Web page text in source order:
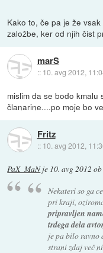
Kako to, če pa je že
založbe, ker od njih čist
marS
:: 10. avg 2012,
mislim da se bodo
članarine....po moje bo
Fritz
:: 10. avg 2012,
PaX_MaNje 10. avg 2012
Nekateri so ga
pri kraji,
pripravljen
trdega dela
je pa bilo ravno
strani zdaj več